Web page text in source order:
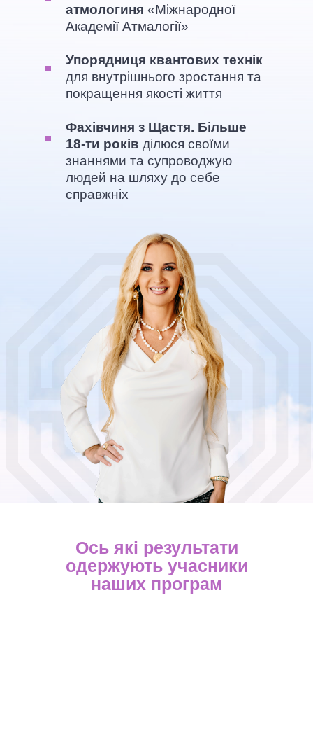
атмологиня «Міжнародної
Академії Атмалогії»
Упорядниця квантових технік
для внутрішнього зростання та
покращення якості життя
Фахівчиня з Щастя. Більше
18-ти років ділюся своїми
знаннями та супроводжую
людей на шляху до себе
справжніх
Ось які результати
одержують учасники
наших програм